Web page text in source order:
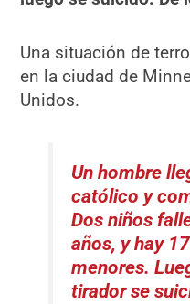
Una situación de
en la ciudad de
Unidos.
Un hombre
católico y
Dos niños
años, y hay
menores.
tirador se